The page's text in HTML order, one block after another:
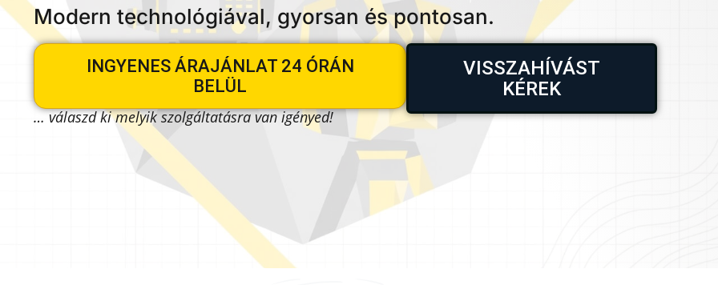
Modern technológiával, gyorsan és pontosan.
INGYENES ÁRAJÁNLAT 24 ÓRÁN
BELÜL
VISSZAHÍVÁST
KÉREK
… válaszd ki melyik szolgáltatásra van igényed!